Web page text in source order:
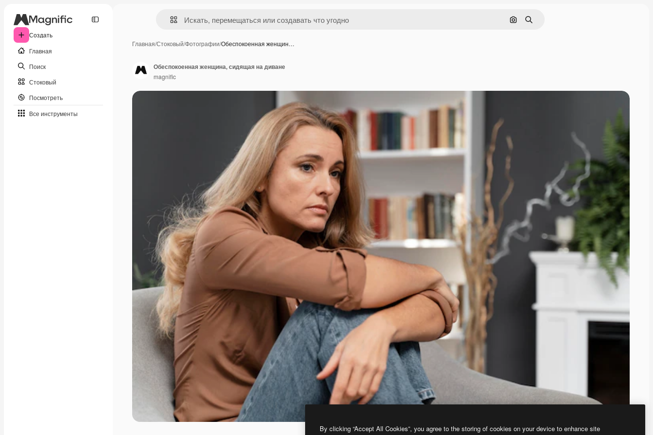
Создать
Главная
Поиск
Стоковый
Посмотреть
Все инструменты
Поиск по изображению
Поиск
Главная/Стоковый/Фотографии/Обеспокоенная женщин…
Обеспокоенная женщина, сидящая на диване
magnific
By clicking “Accept All Cookies”, you agree to the storing of cookies on your device to enhance site